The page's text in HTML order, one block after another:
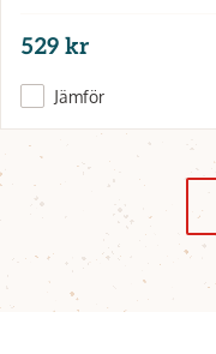
529 kr
Jämför